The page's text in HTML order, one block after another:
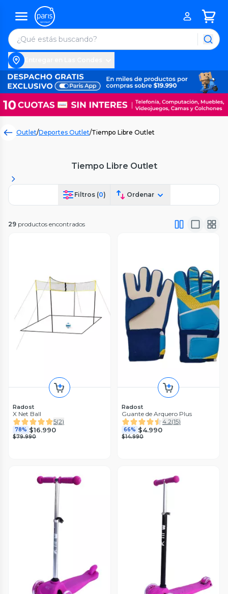
Outlet/Deportes Outlet/Tiempo Libre Outlet
Tiempo Libre Outlet
Filtros (0) Ordenar
29 productos encontrados
Radost
X Net Ball
5(2)
78% $16.990
$79.990
Radost
Guante de Arquero Plus
4.2(15)
66% $4.990
$14.990